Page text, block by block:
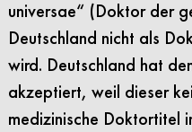
universae“ (Doktor der
Deutschland nicht als
wird. Deutschland hat
akzeptiert, weil dieser
medizinische Doktortitel